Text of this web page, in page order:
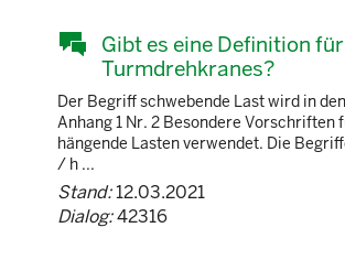
Gibt es eine Definition
Turmdrehkranes?
Der Begriff schwebende Last wird in
Anhang 1 Nr. 2 Besondere
hängende Lasten verwendet. Die
/ h ...
Stand:12.03.2021
Dialog:42316